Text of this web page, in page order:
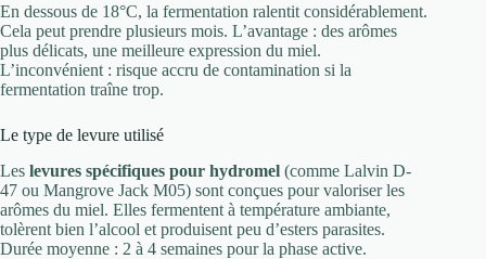
En dessous de 18°C, la fermentation ralentit considérablement.
Cela peut prendre plusieurs mois. L’avantage : des arômes
plus délicats, une meilleure expression du miel.
L’inconvénient : risque accru de contamination si la
fermentation traîne trop.
Le type de levure utilisé
Les levures spécifiques pour hydromel (comme Lalvin D-
47 ou Mangrove Jack M05) sont conçues pour valoriser les
arômes du miel. Elles fermentent à température ambiante,
tolèrent bien l’alcool et produisent peu d’esters parasites.
Durée moyenne : 2 à 4 semaines pour la phase active.